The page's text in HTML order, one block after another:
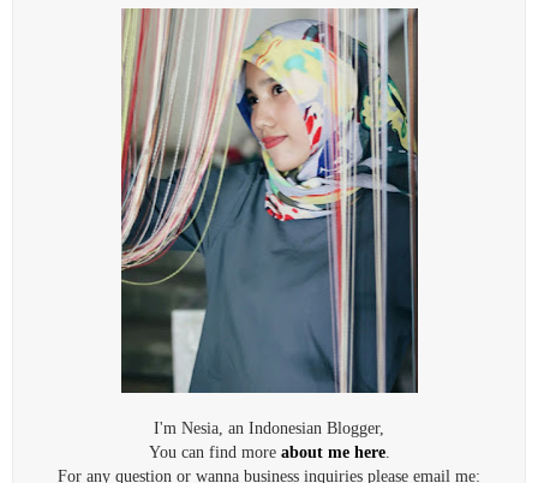
I'm Nesia, an Indonesian Blogger,
You can find more about me here.
For any question or wanna business inquiries please email me: